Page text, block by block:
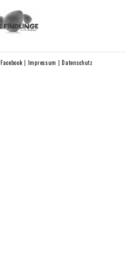
Facebook| Impressum |Datenschutz